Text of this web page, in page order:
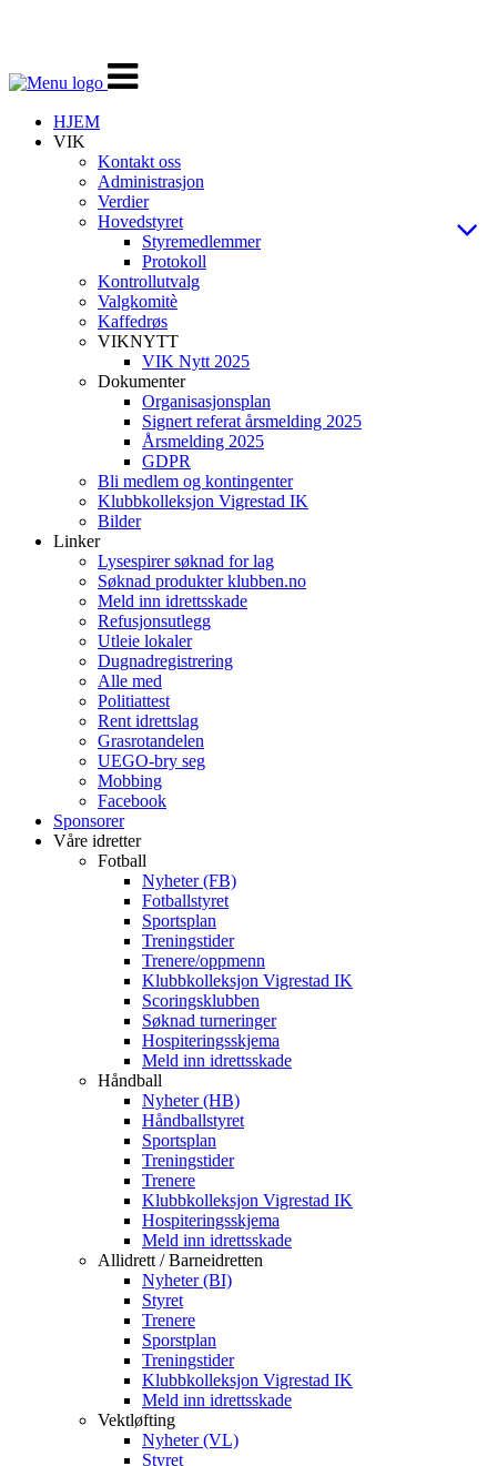
Veksle
navigasjon
HJEM
VIK
Kontakt oss
Administrasjon
Verdier
Hovedstyret
Styremedlemmer
Protokoll
Kontrollutvalg
Valgkomitè
Kaffedrøs
VIKNYTT
VIK Nytt 2025
Dokumenter
Organisasjonsplan
Signert referat årsmelding 2025
Årsmelding 2025
GDPR
Bli medlem og kontingenter
Klubbkolleksjon Vigrestad IK
Bilder
Linker
Lysespirer søknad for lag
Søknad produkter klubben.no
Meld inn idrettsskade
Refusjonsutlegg
Utleie lokaler
Dugnadregistrering
Alle med
Politiattest
Rent idrettslag
Grasrotandelen
UEGO-bry seg
Mobbing
Facebook
Sponsorer
Våre idretter
Fotball
Nyheter (FB)
Fotballstyret
Sportsplan
Treningstider
Trenere/oppmenn
Klubbkolleksjon Vigrestad IK
Scoringsklubben
Søknad turneringer
Hospiteringsskjema
Meld inn idrettsskade
Håndball
Nyheter (HB)
Håndballstyret
Sportsplan
Treningstider
Trenere
Klubbkolleksjon Vigrestad IK
Hospiteringsskjema
Meld inn idrettsskade
Allidrett / Barneidretten
Nyheter (BI)
Styret
Trenere
Sporstplan
Treningstider
Klubbkolleksjon Vigrestad IK
Meld inn idrettsskade
Vektløfting
Nyheter (VL)
Styret